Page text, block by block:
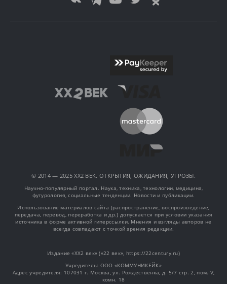
© 2014 — 2025 XX2 ВЕК. ОТКРЫТИЯ, ОЖИДАНИЯ, УГРОЗЫ.
Научно-популярный портал. Наука, техника, технологии, медицина,
футурология, социальные тенденции. Новости и публикации.
Использование материалов сайта (распространение, воспроизведение,
передача, перевод, переработка и др.) допускается при условии указания
источника в форме активной гиперссылки. Мнения и взгляды авторов не
всегда совпадают с точкой зрения редакции.
Издание «XX2 век» («22 век», https://22century.ru)
Учредитель: OOO «КОММУНИКЕЙК»
Адрес учредителя: 107031 г. Москва, ул. Рождественка, д. 5/7 стр. 2, пом. V,
комн. 18